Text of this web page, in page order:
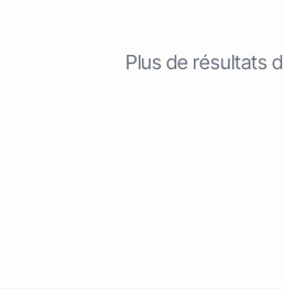
Plus de résultats